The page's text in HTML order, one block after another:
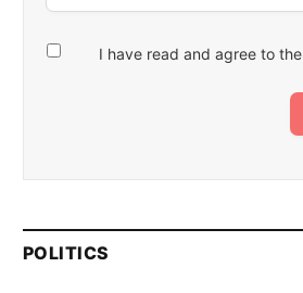
I have read and agree to the
POLITICS